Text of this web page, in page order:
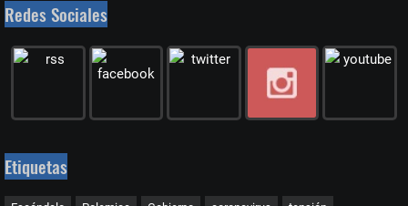
Redes Sociales
Etiquetas